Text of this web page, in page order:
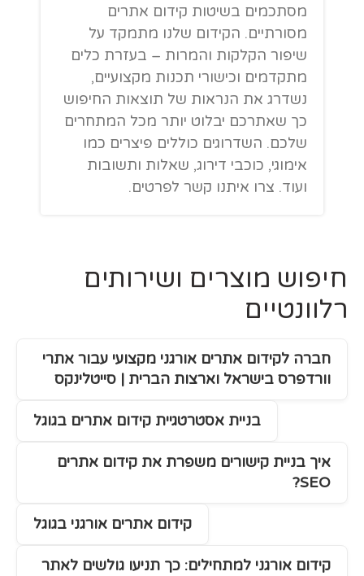
מסתכמים בשיטות קידום אתרים
מסורתיים. הקידום שלנו מתמקד על
שיפור הקלקות והמרות – בעזרת כלים
מתקדמים וכישורי תכנות מקצועיים,
נשדרג את הנראות של תוצאות החיפוש
כך שאתרכם יבלוט יותר מכל המתחרים
שלכם. השדרוגים כוללים פיצרים כמו
אימוגי, כוכבי דירוג, שאלות ותשובות
ועוד. צרו איתנו קשר לפרטים.
חיפוש מוצרים ושירותים
רלוונטיים
חברה לקידום אתרים אורגני מקצועי עבור אתרי
וורדפרס בישראל וארצות הברית | סייטלינקס
בניית אסטרטגיית קידום אתרים בגוגל
איך בניית קישורים משפרת את קידום אתרים
SEO?
קידום אתרים אורגני בגוגל
קידום אורגני למתחילים: כך תניעו גולשים לאתר